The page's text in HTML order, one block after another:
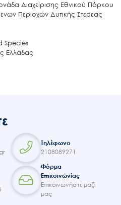
Διαχείρισης Εθνικού Πάρκου
Περιοχών Δυτικής Στερεάς
Species
Ελλάδας
Τηλέφωνο
2108089271
Φόρμα
Επικοινωνίας
Επικοινωνήστε μαζί
μας